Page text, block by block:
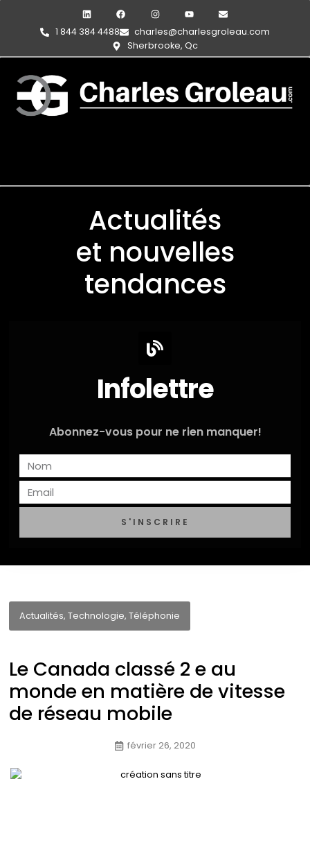
1 844 384 4488
charles@charlesgroleau.com
Sherbrooke, Qc
Actualités
et nouvelles
tendances
Infolettre
Abonnez-vous pour ne rien manquer!
S'INSCRIRE
Actualités, Technologie, Téléphonie
Le Canada classé 2 e au
monde en matière de vitesse
de réseau mobile
février 26, 2020